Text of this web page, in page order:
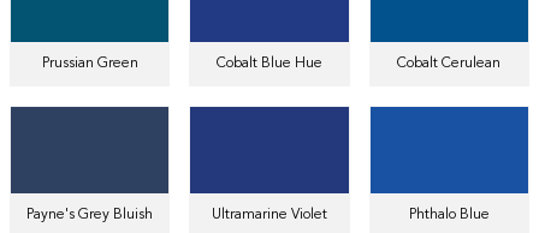
Prussian Green Cobalt Blue Hue Cobalt Cerulean
Payne's Grey Bluish Ultramarine Violet Phthalo Blue